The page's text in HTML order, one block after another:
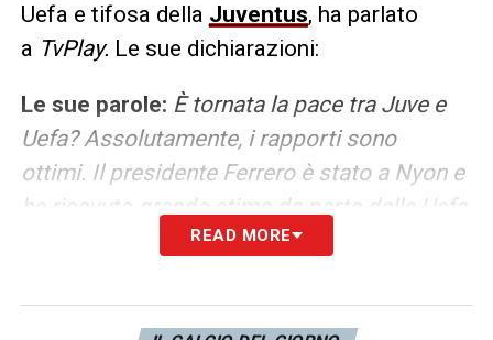
Uefa e tifosa della Juventus, ha parlato
a TvPlay. Le sue dichiarazioni:
Le sue parole: È tornata la pace tra Juve e
Uefa? Assolutamente, i rapporti sono
ottimi. Il presidente Ferrero è stato a Nyon e
ha ricevuto grande stima da parte della Uefa,
quindi è tutto risolto.Squadre arabe in
Ceferin lo ha escluso fin qui. E’ stato molto
READ MORE